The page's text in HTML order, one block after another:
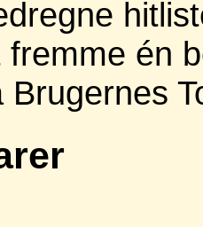
én
Brugernes